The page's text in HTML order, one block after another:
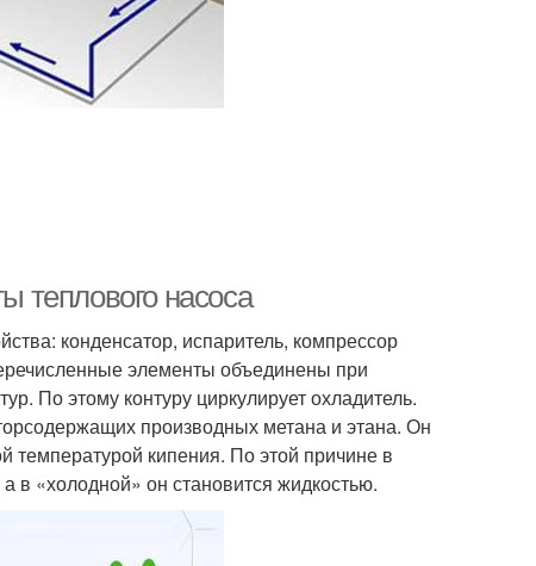
теплового насоса
конденсатор, испаритель, компрессор
элементы объединены при
По этому контуру циркулирует охладитель.
производных метана и этана. Он
температурой кипения. По этой причине в
в «холодной» он становится жидкостью.